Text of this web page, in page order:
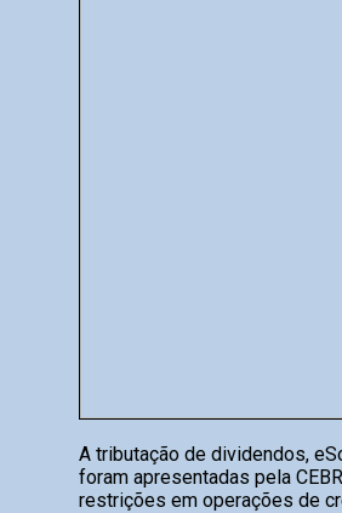
A tributação de dividendos,
foram apresentadas pela
restrições em operações de